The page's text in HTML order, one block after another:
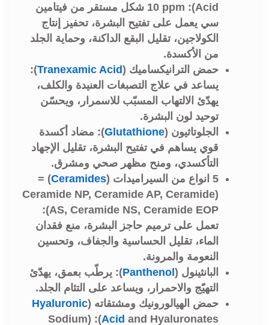
Acid): 10 ppm شكل مستقر من فيتامين
سي يعمل على تفتيح البشرة، تحفيز إنتاج
الكولاجين، تقليل البقع الداكنة، وحماية الجلد
من الأكسدة.
حمض الترانيكساميك (Tranexamic Acid
):
يساعد في علاج التصبغات العنيدة والكلف،
يهدّئ الالتهاب المسبّب للاسمرار، ويحسّن
توحيد لون البشرة.
الجلوتاثيون (Glutathione): مضاد أكسدة
قوي يساهم في تفتيح البشرة، تقليل الإجهاد
التأكسدي، ومنح مظهر صحي ومشرق.
5 انواع من السيراميدات (
Ceramides
) =
(Ceramide NP, Ceramide AP, Ceramide
AS, Ceramide NS, Ceramide EOP):
تعمل على ترميم حاجز البشرة، منع فقدان
الماء، تقليل الحساسية والجفاف، وتحسين
النعومة والمرونة.
البانثينول (Panthenol): يرطّب بعمق، يهدّئ
التهيّج والاحمرار، ويساعد على التئام الجلد.
حمض الهيالورونيك ومشتقاته (Hyaluronic
Acid
and Hyaluronates): (Sodium